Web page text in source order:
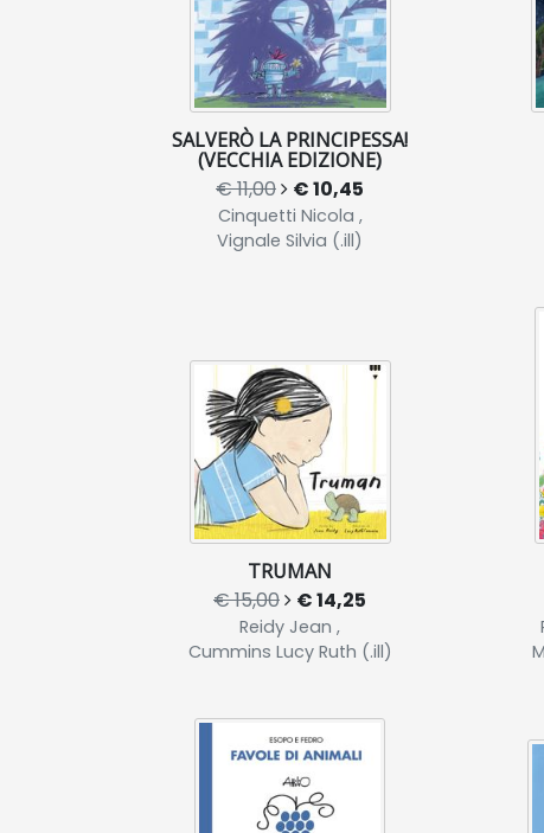
SALVERÒ LA PRINCIPESSA!
(VECCHIA EDIZIONE)
€ 11,00 € 10,45
Cinquetti Nicola ,
Vignale Silvia (.ill)
TRUMAN
€ 15,00 € 14,25
Reidy Jean ,
Cummins Lucy Ruth (.ill)